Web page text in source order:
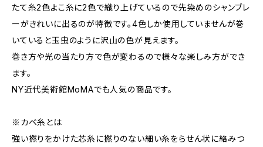
たて糸2色よこ糸に2色で織り上げているので先染めのシャンブレ
ーがきれいに出るのが特徴です。4色しか使用していませんが巻
いていると玉虫のように沢山の色が見えます。
巻き方や光の当たり方で色が変わるので様々な楽しみ方ができ
ます。
NY近代美術館MoMAでも人気の商品です。
※カベ糸とは
強い撚りをかけた芯糸に撚りのない細い糸をらせん状に絡みつ